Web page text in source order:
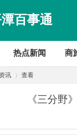
百事通
热点新闻 商
资讯 查看
《三分野